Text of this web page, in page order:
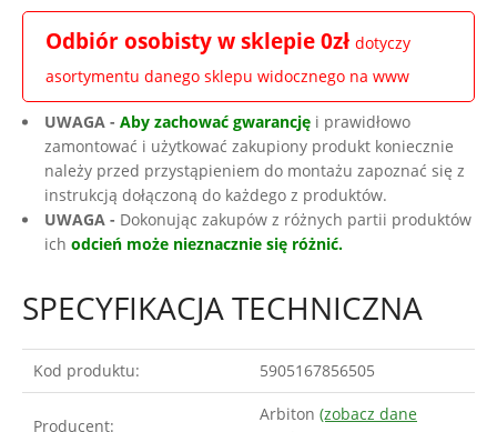
Odbiór osobisty w sklepie 0zł dotyczy
asortymentu danego sklepu widocznego na www
UWAGA - Aby zachować gwarancję i prawidłowo
zamontować i użytkować zakupiony produkt koniecznie
należy przed przystąpieniem do montażu zapoznać się z
instrukcją dołączoną do każdego z produktów.
UWAGA - Dokonując zakupów z różnych partii produktów
ich odcień może nieznacznie się różnić.
SPECYFIKACJA TECHNICZNA
Kod produktu: 5905167856505
Producent:
Arbiton (zobacz dane